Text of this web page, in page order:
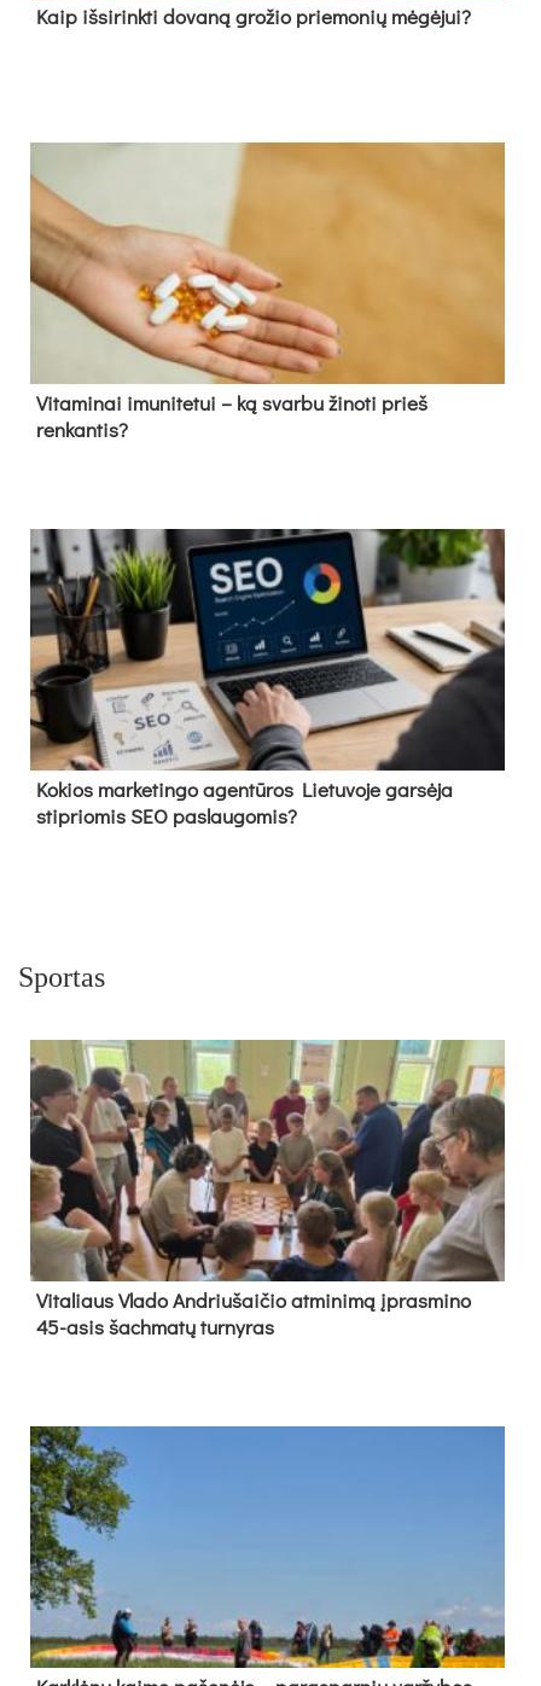
Kaip išsirinkti dovaną grožio priemonių mėgėjui?
Vitaminai imunitetui – ką svarbu žinoti prieš
renkantis?
Kokios marketingo agentūros Lietuvoje garsėja
stipriomis SEO paslaugomis?
Sportas
Vi­ta­liaus Vla­do And­riu­šai­čio at­mi­ni­mą įpras­mi­no
45-asis šach­ma­tų tur­ny­ras